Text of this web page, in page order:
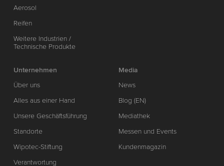
Aerosol
Reifen
Weitere Industrien /
Technische Produkte
Unternehmen
Über uns
Alles aus einer Hand
Unsere Geschäftsführung
Standorte
Wipotec-Stiftung
Verantwortung
Media
News
Blog (EN)
Mediathek
Messen und Events
Kundenmagazin